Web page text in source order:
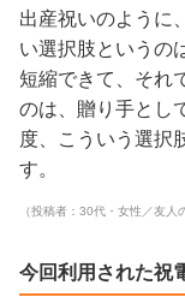
出産祝いのように
い選択肢というの
短縮できて、それ
のは、贈り手とし
度、こういう選択
す。
（投稿者：30代・女性／友人
今回利用された祝